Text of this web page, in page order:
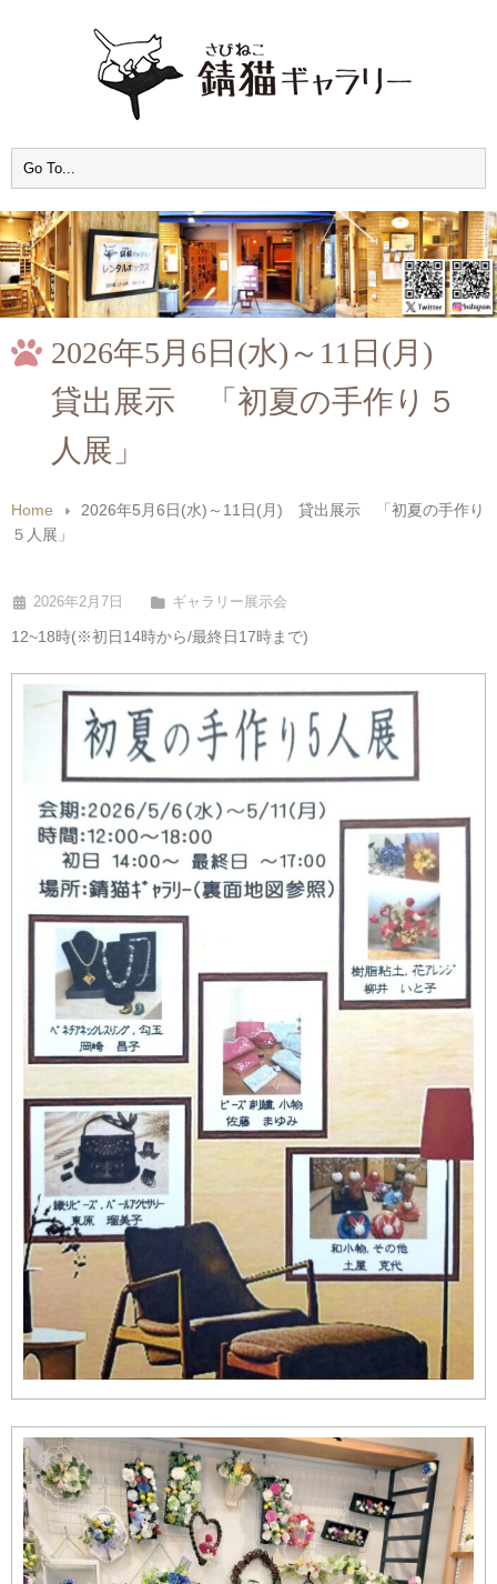
Home
2026年5月6日(水)～11日(月) 貸出展示 「初夏の手作り
５人展」
2026年5月6日(水)～11日(月)
貸出展示 「初夏の手作り５
人展」
2026年2月7日 ギャラリー展示会
12~18時(※初日14時から/最終日17時まで)